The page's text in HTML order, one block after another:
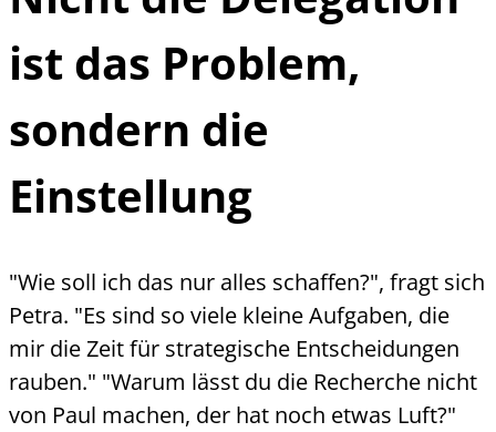
ist das Problem,
sondern die
Einstellung
"Wie soll ich das nur alles schaffen?", fragt sich
Petra. "Es sind so viele kleine Aufgaben, die
mir die Zeit für strategische Entscheidungen
rauben." "Warum lässt du die Recherche nicht
von Paul machen, der hat noch etwas Luft?"